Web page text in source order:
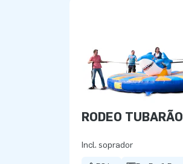
RODEO TUBARÃO
Incl. soprador